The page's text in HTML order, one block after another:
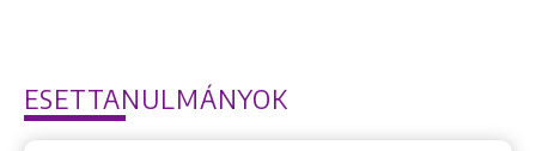
ESETTANULMÁNYOK